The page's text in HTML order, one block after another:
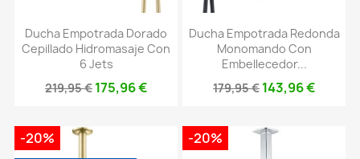
Ducha Empotrada Dorado
Cepillado Hidromasaje Con
6 Jets
219,95 € 175,96 €
Ducha Empotrada Redonda
Monomando Con
Embellecedor...
179,95 € 143,96 €
-20%
-20%